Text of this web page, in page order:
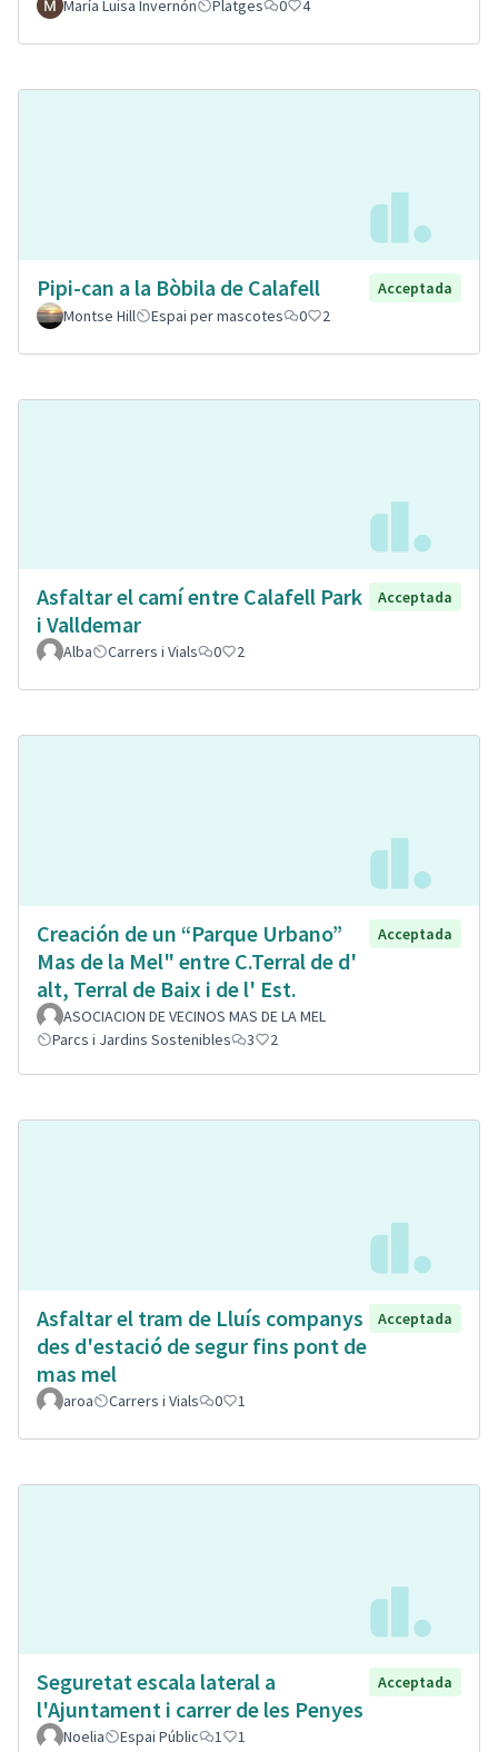
María Luisa Invernón Platges 0 4
Pipi-can a la Bòbila de Calafell
Acceptada
Montse Hill
Espai per mascotes 0 2
Asfaltar el camí entre Calafell Park
i Valldemar
Acceptada
Alba Carrers i Vials 0 2
Creación de un “Parque Urbano”
Mas de la Mel" entre C.Terral de d'
alt, Terral de Baix i de l' Est.
Acceptada
ASOCIACION DE VECINOS MAS DE LA MEL
Parcs i Jardins Sostenibles
3 2
Asfaltar el tram de Lluís companys
des d'estació de segur fins pont de
mas mel
Acceptada
aroa Carrers i Vials 0 1
Seguretat escala lateral a
l'Ajuntament i carrer de les Penyes
Acceptada
Noelia Espai Públic 1 1